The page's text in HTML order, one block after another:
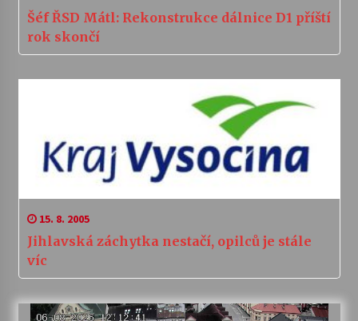
Šéf ŘSD Mátl: Rekonstrukce dálnice D1 příští
rok skončí
15. 8. 2005
Jihlavská záchytka nestačí, opilců je stále
víc